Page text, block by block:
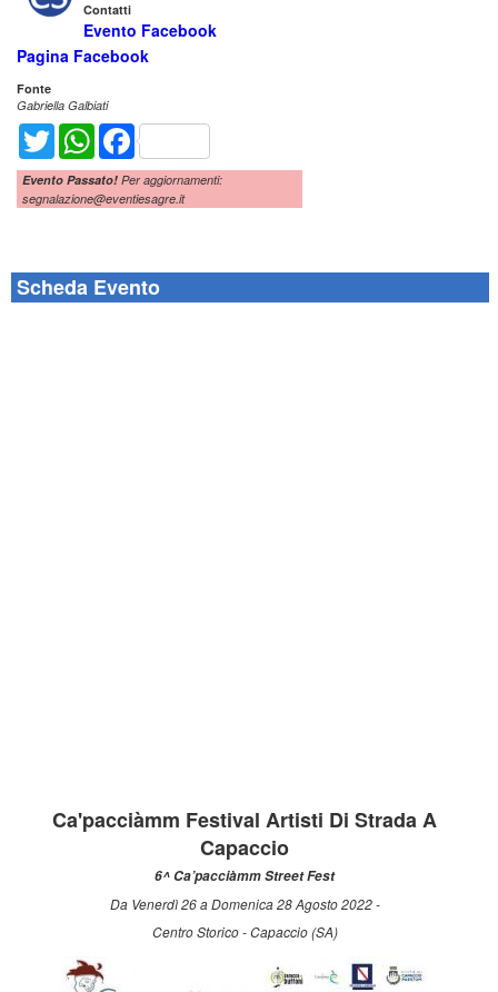
Contatti
Evento Facebook
Pagina Facebook
Fonte
Gabriella Galbiati
Twitter WhatsAppFacebook
Evento Passato! Per aggiornamenti:
segnalazione@eventiesagre.it
Scheda Evento
Ca'pacciàmm Festival Artisti Di Strada A
Capaccio
6^ Ca’pacciàmm Street Fest
Da Venerdì 26 a Domenica 28 Agosto 2022 -
Centro Storico - Capaccio (SA)